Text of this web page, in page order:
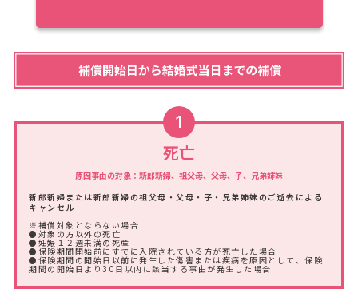
1
死亡
原因事由の対象：新郎新婦、祖父母、父母、子、兄弟姉妹
新郎新婦または新郎新婦の祖父母・父母・子・兄弟姉妹のご逝去による
キャンセル
※補償対象とならない場合
●対象の方以外の死亡
●妊娠１２週未満の死産
●保険期間開始前にすでに入院されている方が死亡した場合
●保険期間の開始日以前に発生した傷害または疾病を原因として、保険
期間の開始日より30日以内に該当する事由が発生した場合